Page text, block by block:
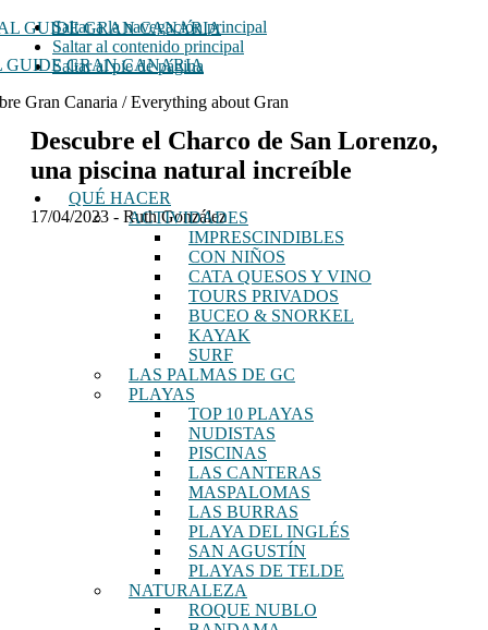
Saltar a la navegación principal
Saltar al contenido principal
Saltar al pie de página
GUIDE GRAN CANARIA
Gran Canaria / Everything about Gran
QUÉ HACER
ACTIVIDADES
IMPRESCINDIBLES
CON NIÑOS
CATA QUESOS Y VINO
TOURS PRIVADOS
BUCEO & SNORKEL
KAYAK
SURF
LAS PALMAS DE GC
PLAYAS
TOP 10 PLAYAS
NUDISTAS
PISCINAS
LAS CANTERAS
MASPALOMAS
LAS BURRAS
PLAYA DEL INGLÉS
SAN AGUSTÍN
PLAYAS DE TELDE
NATURALEZA
ROQUE NUBLO
Descubre el Charco de San Lorenzo,
una piscina natural increíble
17/04/2023 - Ruth González